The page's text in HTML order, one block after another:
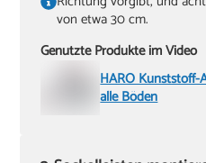
von etwa 30 cm.
Genutzte Produkte im Video
HARO Kunststoff-
alle Böden